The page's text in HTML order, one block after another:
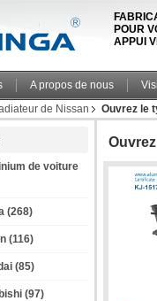
POUR
APPUI
A propos de nous
de Nissan Ouvrez le
de voiture
(268)
(116)
(85)
(97)